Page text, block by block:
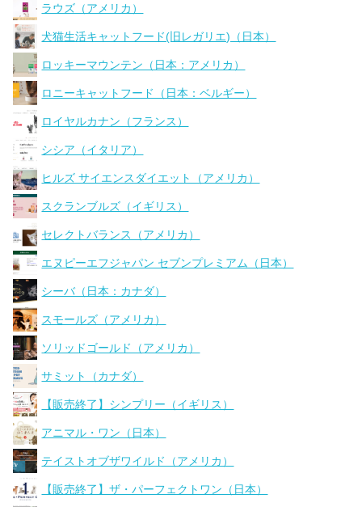
ラウズ（アメリカ）
犬猫生活キャットフード(旧レガリエ)（日本）
ロッキーマウンテン（日本：アメリカ）
ロニーキャットフード（日本：ベルギー）
ロイヤルカナン（フランス）
シシア（イタリア）
ヒルズ サイエンスダイエット（アメリカ）
スクランブルズ（イギリス）
セレクトバランス（アメリカ）
エヌピーエフジャパン セブンプレミアム（日本）
シーバ（日本：カナダ）
スモールズ（アメリカ）
ソリッドゴールド（アメリカ）
サミット（カナダ）
【販売終了】シンプリー（イギリス）
アニマル・ワン（日本）
テイストオブザワイルド（アメリカ）
【販売終了】ザ・パーフェクトワン（日本）